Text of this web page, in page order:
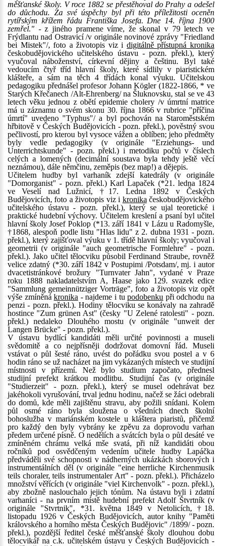
měšťanské školy. V roce 1882 se přestěhoval do Prahy a odešel
do důchodu. Za své úspěchy byl při této příležitosti oceněn
rytířským křížem řádu Františka Josefa. Dne 14. října 1900
zemřel." - z jiného pramene víme, že skonal v 79 letech ve
Frýdlantu nad Ostravicí /v originále novinové zprávy "Friedland
bei Mistek"/, foto a životopis viz i digitálně přístupná kronika
českobudějovického učitelského ústavu - pozn. překl.), který
vyučoval náboženství, církevní dějiny a češtinu. Byl také
vedoucím čtyř tříd hlavní školy, které sídlily v piaristickém
klášteře, a sám na těch 4 třídách konal výuku. Učitelskou
pedagogiku přednášel profesor Johann Kögler (1822-1866, * ve
Starých Křečanech /Alt-Ehrenberg/ na Šluknovsku, stal se ve 43
letech věku jednou z obětí epidemie cholery /v úmrtní matrice
má u záznamu o svém skonu 30. října 1866 v rubrice "příčina
úmrtí" uvedeno "Typhus"/ a byl pochován na Staroměstském
hřbitově v Českých Budějovicích - pozn. překl.), pověstný svou
pečlivostí, pro kterou byl vysoce vážen a oblíben; jeho předměty
byly vedle pedagogiky (v originále "Erziehungs- und
Unterrichtskunde" - pozn. překl.) i metodiku počtů v číslech
celých a lomených (decimální soustava byla tehdy ještě věcí
neznámou), dále němčinu, zeměpis (bez map!) a dějepis.
Učitelem hudby byl varhaník zdejší katedrály (v originále
"Domorganist" - pozn. překl.) Karl Lapaček (*21. ledna 1824
ve Veselí nad Lužnicí, †17. Ledna 1892 v Českých
Budějovicích, foto a životopis viz i kronika českobudějovického
učitelského ústavu - pozn. překl.), který se ujal teoretické i
praktické hudební výchovy. Učitelem kreslení a psaní byl učitel
hlavní školy Josef Poklop (*13. září 1841 v Lázu u Radomyšle,
†1868, alespoň podle listu "Hlas lidu" z 2. dubna 1931 - pozn.
překl.), který zajišťoval výuku v 1. třídě hlavní školy; vyučoval i
geometrii (v originále "auch geometrische Formlehre" - pozn.
překl.). Jako učitel tělocviku působil Ferdinand Straube, rovněž
velice zdatný (*30. září 1842 v Postupimi /Potsdam/, mj. i autor
dvacetistránkové brožury "Turnvater Jahn", vydané v Praze
roku 1888 nakladatelstvím A, Haase jako 129. svazek edice
"Sammlung gemeinnütziger Vorträge", foto a životopis viz opět
výše zmíněnákronika - najdeme i tupodobenku při odchodu na
penzi - pozn. překl.). Hodiny tělocviku se konávaly na zahradě
hostince "Zum grünen Ast" (česky "U Zelené ratolesti" - pozn.
překl.) nedaleko Dlouhého mostu (v originále "unweit der
Langen Brücke" - pozn. překl.).
V ústavu bydlící kandidáti měli určité povinnosti a museli
svědomitě a co nejpřísněji dodržovat domovní řád. Museli
vstávat o půl šesté ráno, uvést do pořádku svou postel a v 6
hodin ráno se už nacházet na jim vykázaných místech ve studijní
místnosti v přízemí. Než bylo studium započato, přednesl
studijní prefekt krátkou modlitbu. Studijní čas (v originále
"Studierzeit" - pozn. překl.), který se musel odehrávat bez
jakéhokoli vyrušování, trval jednu hodinu, načež se žáci odebrali
do domů, kde měli zajištěnu stravu, aby požili snídani. Kolem
půl osmé ráno byla sloužena o všedních dnech školní
bohoslužba v mariánském kostele u kláštera piaristů, přičemž
pro každý den byly vybrány ke zpěvu za doprovodu varhan
předem určené písně. O nedělích a svátcích byla o půl desáté ve
zmíněném chrámu velká mše svatá, při níž kandidáti obou
ročníků pod osvědčeným vedením učitele hudby Lapáčka
předváděli své schopnosti v nádherných ukázkách sborových i
instrumentálních děl (v originále "eine herrliche Kirchenmusik
teils choraler, teils instrumentaler Art" - pozn. překl.). Přicházelo
množství věřících (v originále "viel Kirchenvolk" - pozn. překl.),
aby zbožně naslouchalo jejich tónům. Na ústavu byli i zdatní
varhaníci - na prvním místě hudební prefekt Adolf Štvrtník (v
originále "Stvrtnik", *31. května 1849 v Netolicích, †18.
listopadu 1926 v Českých Budějovicích, autor knihy "Paměti
královského a horního města Českých Budějovic" /1899/ - pozn.
překl.), pozdější ředitel české měšťanské školy dlouhou dobu
tělocvikář na c.k. učitelském ústavu v Českých Budějovicích -